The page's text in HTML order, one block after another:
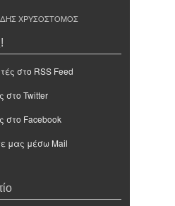
ΧΡΥΣΟΣΤΟΜΟΣ
στο RSS Feed
στο Twitter
στο Facebook
μας μέσω Mail